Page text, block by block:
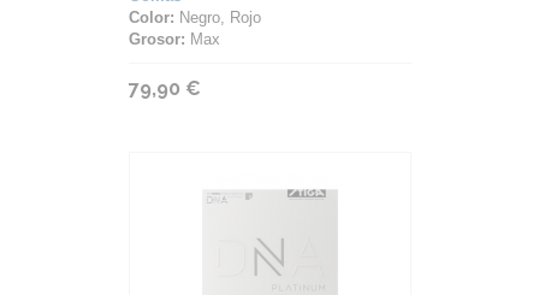
Color: Negro, Rojo
Grosor: Max
79,90 €